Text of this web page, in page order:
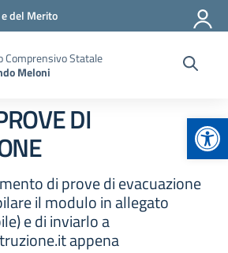
del Merito
Comprensivo Statale
Meloni
DI
di prove di evacuazione
il modulo in allegato
e di inviarlo a
appena